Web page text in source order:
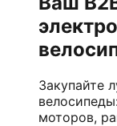
Закупайте
моторов,